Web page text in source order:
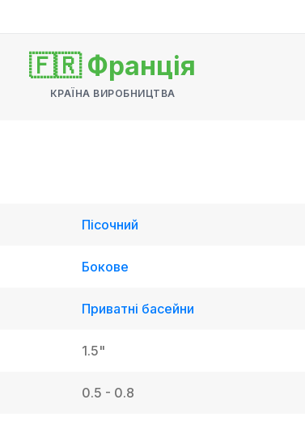
🇫🇷 Франція
КРАЇНА ВИРОБНИЦТВА
Пісочний
Бокове
Приватні басейни
1.5"
0.5 - 0.8